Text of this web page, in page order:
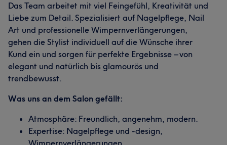
Das Team arbeitet mit viel Feingefühl, Kreativität und
Liebe zum Detail. Spezialisiert auf Nagelpflege, Nail
Art und professionelle Wimpernverlängerungen,
gehen die Stylist individuell auf die Wünsche ihrer
Kund ein und sorgen für perfekte Ergebnisse – von
elegant und natürlich bis glamourös und
trendbewusst.
Was uns an dem Salon gefällt:
Atmosphäre: Freundlich, angenehm, modern.
Expertise: Nagelpflege und -design,
Wimpernverlängerungen.